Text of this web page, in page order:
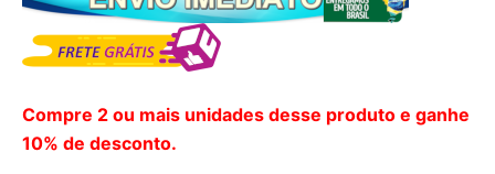
Compre 2 ou mais unidades desse produto e ganhe
10% de desconto.